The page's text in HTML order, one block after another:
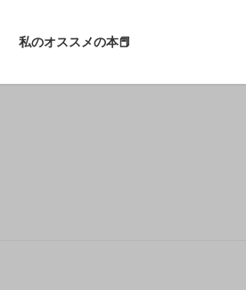
私のオススメの本📕